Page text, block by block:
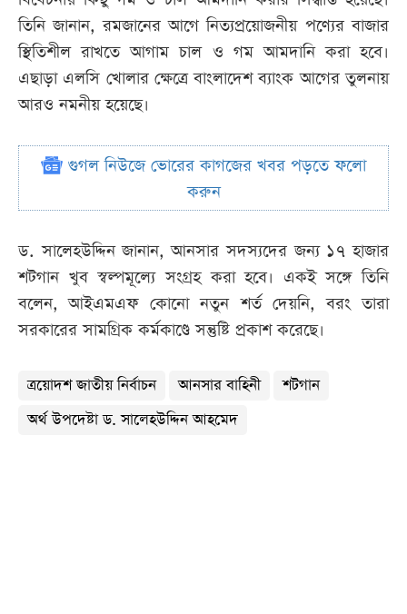
তিনি জানান, রমজানের আগে নিত্যপ্রয়োজনীয় পণ্যের বাজার
স্থিতিশীল রাখতে আগাম চাল ও গম আমদানি করা হবে।
এছাড়া এলসি খোলার ক্ষেত্রে বাংলাদেশ ব্যাংক আগের তুলনায়
আরও নমনীয় হয়েছে।
গুগল নিউজে ভোরের কাগজের খবর পড়তে ফলো
করুন
ড. সালেহউদ্দিন জানান, আনসার সদস্যদের জন্য ১৭ হাজার
শটগান খুব স্বল্পমূল্যে সংগ্রহ করা হবে। একই সঙ্গে তিনি
বলেন, আইএমএফ কোনো নতুন শর্ত দেয়নি, বরং তারা
সরকারের সামগ্রিক কর্মকাণ্ডে সন্তুষ্টি প্রকাশ করেছে।
ত্রয়োদশ জাতীয় নির্বাচন আনসার বাহিনী
শটগান
অর্থ উপদেষ্টা ড. সালেহউদ্দিন আহমেদ